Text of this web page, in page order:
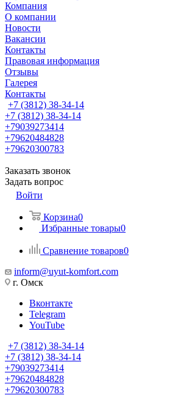
Компания
О компании
Новости
Вакансии
Контакты
Правовая информация
Отзывы
Галерея
Контакты
+7 (3812) 38-34-14
+7 (3812) 38-34-14
+79039273414
+79620484828
+79620300783
Заказать звонок
Задать вопрос
Войти
Корзина0
Избранные товары0
Сравнение товаров0
inform@uyut-komfort.com
г. Омск
Вконтакте
Telegram
YouTube
+7 (3812) 38-34-14
+7 (3812) 38-34-14
+79039273414
+79620484828
+79620300783